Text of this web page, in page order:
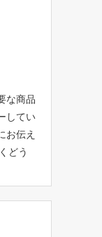
な商品
してい
お伝え
どう